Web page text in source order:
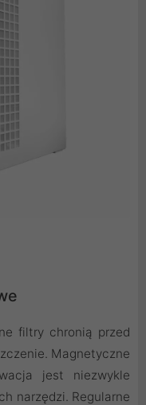
filtry chronią przed
Magnetyczne
jest niezwykle
narzędzi. Regularne